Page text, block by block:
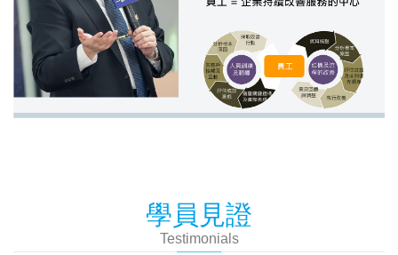
學員見證
Testimonials